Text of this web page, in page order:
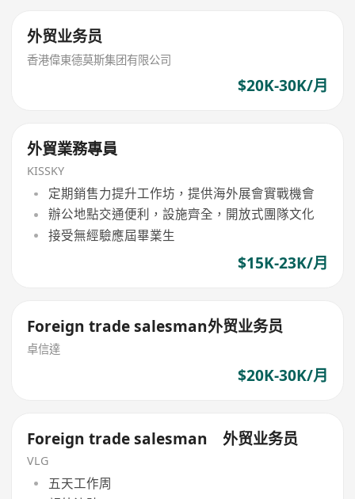
外贸业务员
香港偉東德莫斯集团有限公司
$20K-30K/月
外貿業務專員
KISSKY
定期銷售力提升工作坊，提供海外展會實戰機會
辦公地點交通便利，設施齊全，開放式團隊文化
接受無經驗應屆畢業生
$15K-23K/月
Foreign trade salesman外贸业务员
卓信達
$20K-30K/月
Foreign trade salesman 外贸业务员
VLG
五天工作周